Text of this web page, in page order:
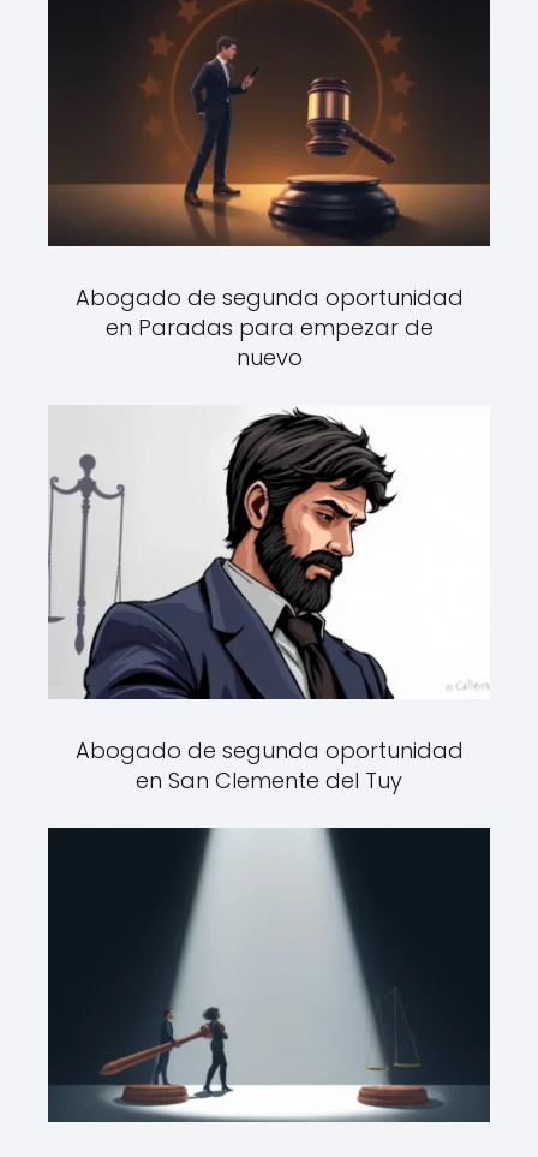
Abogado de segunda oportunidad
en Paradas para empezar de
nuevo
Abogado de segunda oportunidad
en San Clemente del Tuy